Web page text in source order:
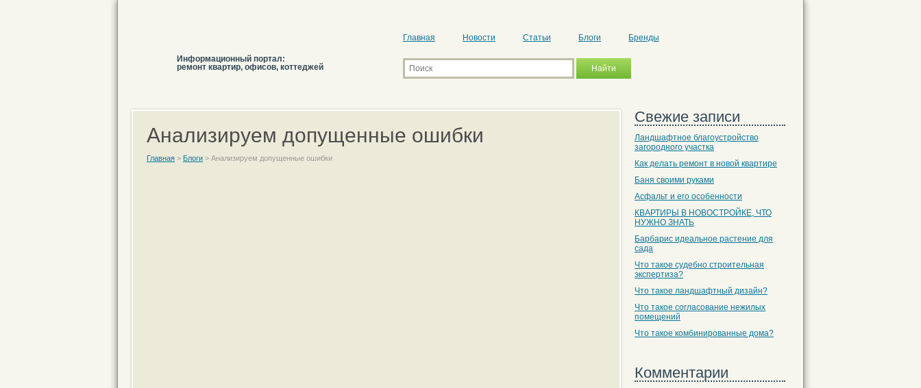
Информационный портал:
ремонт квартир, офисов, коттеджей
Главная Новости Статьи Блоги Бренды
Анализируем допущенные ошибки
Главная > Блоги > Анализируем допущенные ошибки
Свежие записи
Ландшафтное благоустройство
загородного участка
Как делать ремонт в новой квартире
Баня своими руками
Асфальт и его особенности
КВАРТИРЫ В НОВОСТРОЙКЕ, ЧТО
НУЖНО ЗНАТЬ
Барбарис идеальное растение для
сада
Что такое судебно строительная
экспертиза?
Что такое ландшафтный дизайн?
Что такое согласование нежилых
помещений
Что такое комбинированные дома?
Комментарии